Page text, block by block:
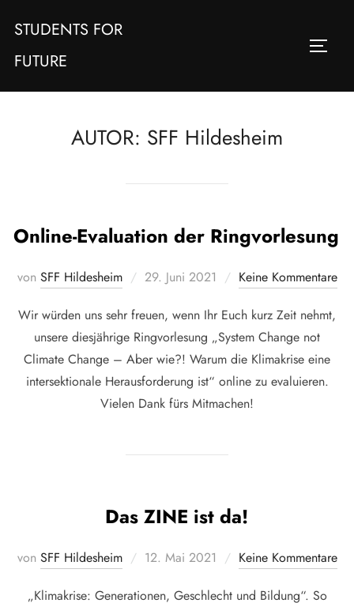
Inhalt
springen
STUDENTS FOR
FUTURE
AUTOR: SFF Hildesheim
Online-Evaluation der Ringvorlesung
von SFF Hildesheim
Veröffentlicht
29. Juni 2021 Keine Kommentare
Wir würden uns sehr freuen, wenn Ihr Euch kurz Zeit nehmt,
unsere diesjährige Ringvorlesung „System Change not
Climate Change – Aber wie?! Warum die Klimakrise eine
intersektionale Herausforderung ist“ online zu evaluieren.
Vielen Dank fürs Mitmachen!
Das ZINE ist da!
von SFF Hildesheim
Veröffentlicht
12. Mai 2021 Keine Kommentare
„Klimakrise: Generationen, Geschlecht und Bildung“. So